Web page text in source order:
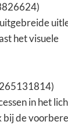
het visuele
in het
bij de